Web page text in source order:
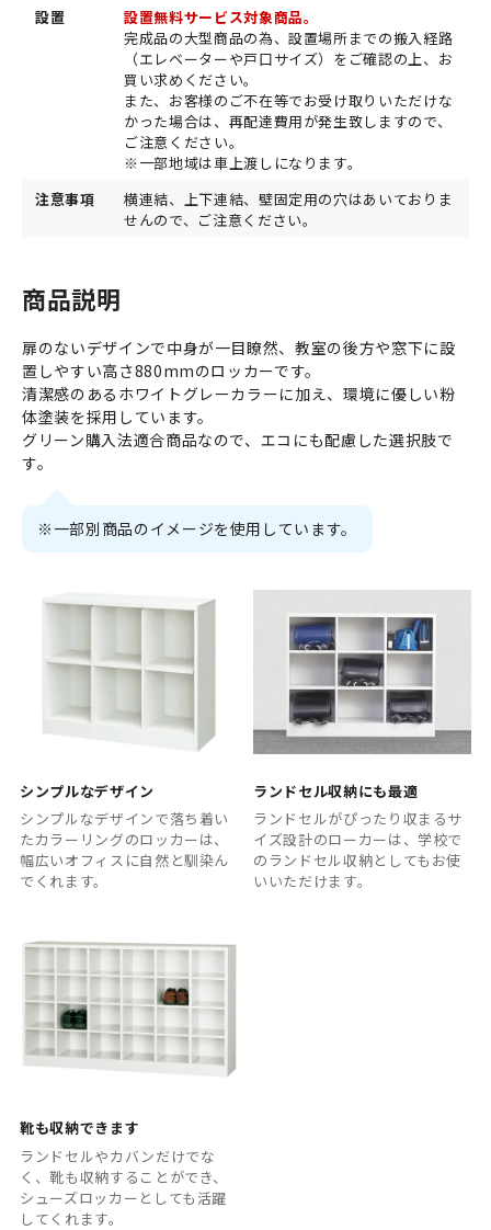
設置
設置無料サービス対象商品。
完成品の大型商品の為、設置場所までの搬入経路
（エレベーターや戸口サイズ）をご確認の上、お
買い求めください。
また、お客様のご不在等でお受け取りいただけな
かった場合は、再配達費用が発生致しますので、
ご注意ください。
※一部地域は車上渡しになります。
注意事項
横連結、上下連結、壁固定用の穴はあいておりま
せんので、ご注意ください。
商品説明
扉のないデザインで中身が一目瞭然、教室の後方や窓下に設
置しやすい高さ880mmのロッカーです。
清潔感のあるホワイトグレーカラーに加え、環境に優しい粉
体塗装を採用しています。
グリーン購入法適合商品なので、エコにも配慮した選択肢で
す。
※一部別商品のイメージを使用しています。
シンプルなデザイン
シンプルなデザインで落ち着い
たカラーリングのロッカーは、
幅広いオフィスに自然と馴染ん
でくれます。
ランドセル収納にも最適
ランドセルがぴったり収まるサ
イズ設計のローカーは、学校で
のランドセル収納としてもお使
いいただけます。
靴も収納できます
ランドセルやカバンだけでな
く、靴も収納することができ、
シューズロッカーとしても活躍
してくれます。